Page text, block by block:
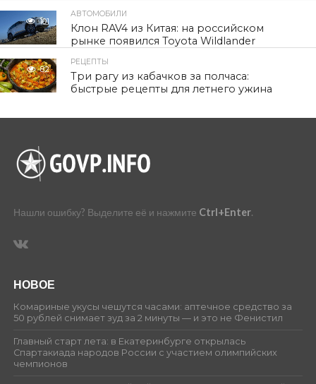
101
АВТОМОБИЛИ
Клон RAV4 из Китая: на российском
рынке появился Toyota Wildlander
82
РЕЦЕПТЫ
Три рагу из кабачков за полчаса:
быстрые рецепты для летнего ужина
Нашли ошибку? Выделите её и нажмите Ctrl+Enter.
НОВОЕ
Комариные укусы чешутся часами: аптечное средство за
50 рублей снимает зуд за 2 минуты — и это не Фенистил
Главный старт лета: в Екатеринбурге открылась
Спартакиада народов России с участием олимпийских
чемпионов